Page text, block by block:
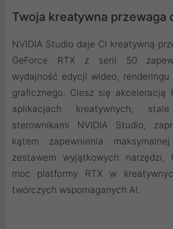
Twoja kreatywna przewaga
NVIDIA Studio daje Ci kreatywną
GeForce RTX z serii 50
wydajność edycji wideo,
graficznego. Ciesz się akceleracją
aplikacjach kreatywnych, stale
sterownikami NVIDIA Studio,
kątem zapewnienia
zestawem wyjątkowych narzędzi,
moc platformy RTX w
twórczych wspomaganych AI.